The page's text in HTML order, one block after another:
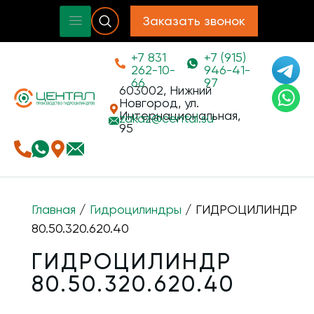
Заказать звонок
+7 831
262-10-
66
+7 (915)
946-41-
97
603002, Нижний
Новгород, ул.
Интернациональная,
95
zakaz@cental.su
Главная / Гидроцилиндры / ГИДРОЦИЛИНДР
80.50.320.620.40
ГИДРОЦИЛИНДР
80.50.320.620.40